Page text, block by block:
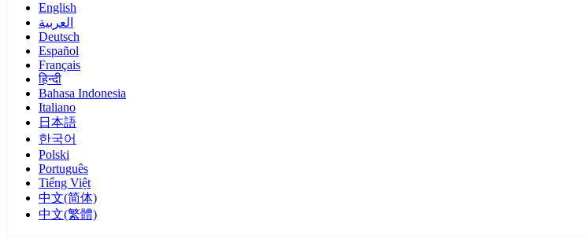
English
العربية
Deutsch
Español
Français
हिन्दी
Bahasa Indonesia
Italiano
日本語
한국어
Polski
Português
Tiếng Việt
中文(简体)
中文(繁體)